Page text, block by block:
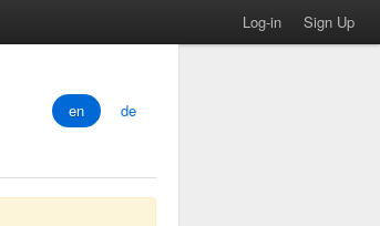
Log-in Sign Up
en de